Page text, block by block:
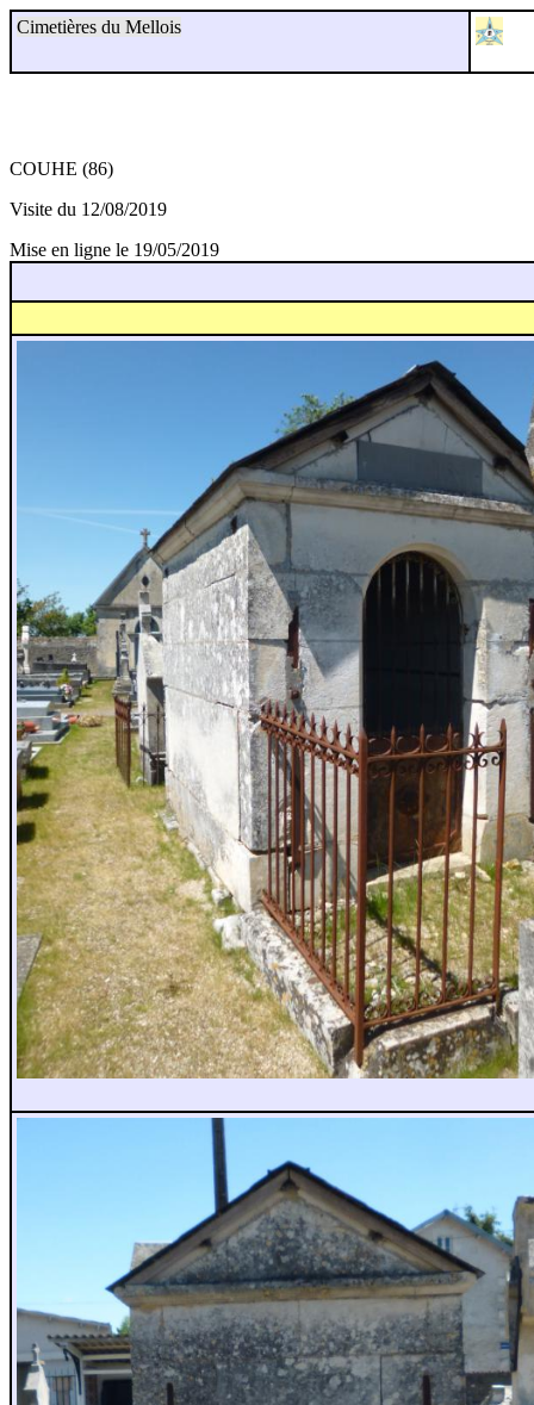
Cimetières du Mellois
COUHE (86)
Visite du 12/08/2019
Mise en ligne le 19/05/2019